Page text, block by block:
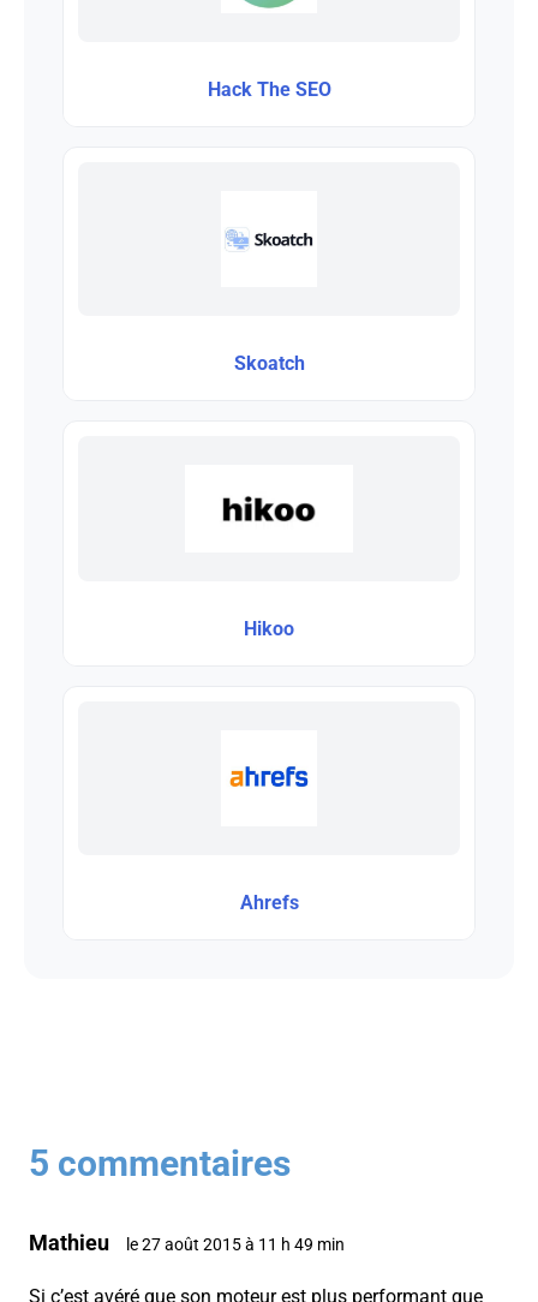
Hack The SEO
Skoatch
Hikoo
Ahrefs
5 commentaires
Mathieu le 27 août 2015 à 11 h 49 min
Si c’est avéré que son moteur est plus performant que